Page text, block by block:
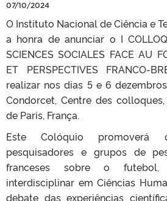
07/10/2024
O Instituto Nacional de Ciência e
a honra de anunciar o I
SCIENCES SOCIALES FACE AU
ET PERSPECTIVES FRANCO-
realizar nos dias 5 e 6
Condorcet, Centre des
de Paris, França.
Este Colóquio promoverá
pesquisadores e grupos de
franceses sobre o futebol,
interdisciplinar em Ciências
debate das experiências